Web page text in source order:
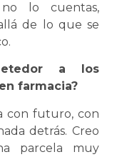
lo cuentas,
de lo que se
a los
farmacia?
con futuro, con
detrás. Creo
parcela muy